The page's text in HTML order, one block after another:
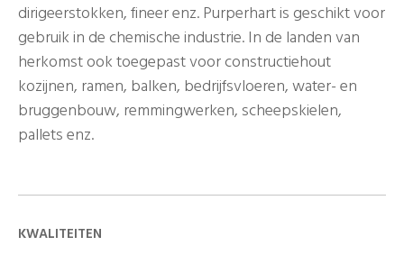
dirigeerstokken, fineer enz. Purperhart is geschikt voor
gebruik in de chemische industrie. In de landen van
herkomst ook toegepast voor constructiehout
kozijnen, ramen, balken, bedrijfsvloeren, water- en
bruggenbouw, remmingwerken, scheepskielen,
pallets enz.
KWALITEITEN